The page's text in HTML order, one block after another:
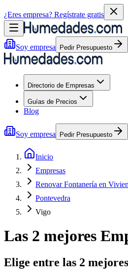
¿Eres empresa? Regístrate gratis
Soy empresa Pedir Presupuesto
Directorio de Empresas
Guías de Precios
Blog
Soy empresa Pedir Presupuesto
Inicio
Empresas
Renovar Fontanería en
Pontevedra
Vigo
Las 2 mejores
Elige entre las 2